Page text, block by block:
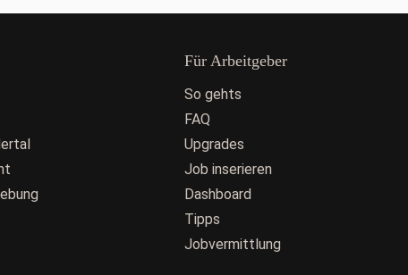
Für Arbeitgeber
So gehts
FAQ
Upgrades
Job inserieren
Dashboard
Tipps
Jobvermittlung